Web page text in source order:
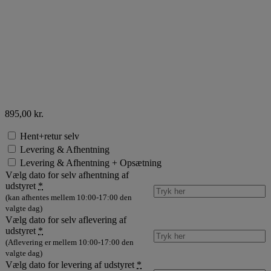
895,00 kr.
Hent+retur selv
Levering & Afhentning
Levering & Afhentning + Opsætning
Vælg dato for selv afhentning af
udstyret *
(kan afhentes mellem 10:00-17:00 den
valgte dag)
Vælg dato for selv aflevering af
udstyret *
(Aflevering er mellem 10:00-17:00 den
valgte dag)
Vælg dato for levering af udstyret *